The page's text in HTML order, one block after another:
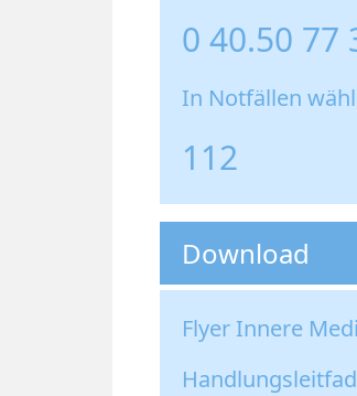
0 40.50 77
In Notfällen
112
Download
Flyer Innere